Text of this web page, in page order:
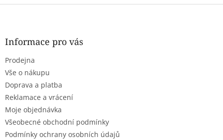
Z
Informace pro vás
Prodejna
Vše o nákupu
Doprava a platba
Reklamace a vrácení
Moje objednávka
Všeobecné obchodní podmínky
Podmínky ochrany osobních údajů